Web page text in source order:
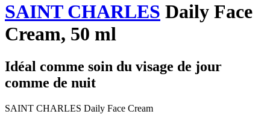
SAINT CHARLES Daily Face
Cream, 50 ml
Idéal comme soin du visage de jour
comme de nuit
SAINT CHARLES Daily Face Cream